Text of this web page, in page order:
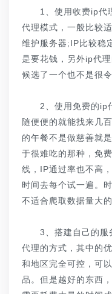
1、使用收费ip代理
代理模式，一般比较
维护服务器;IP比较稳
是要花钱，另外ip代
候选了一个也不是很令
2、使用免费的ip代
随便便的就能找来几
的午餐不是做慈善就
于很难吃的那种，免
线，IP通过率也不高
时间去每个试一遍。
不适合爬取数据量大
3、搭建自己的服
代理的方式，其中的
和地区完全可控，可
品。但是越好的东西